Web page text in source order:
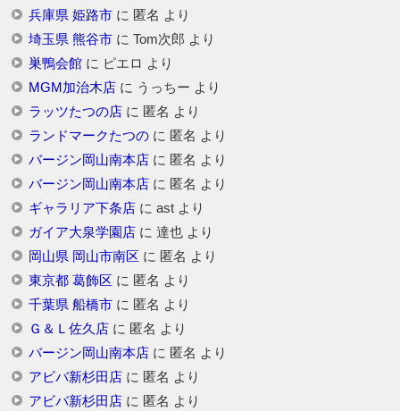
兵庫県 姫路市に 匿名 より
埼玉県 熊谷市に Tom次郎 より
巣鴨会館に ピエロ より
MGM加治木店に うっちー より
ラッツたつの店に 匿名 より
ランドマークたつのに 匿名 より
バージン岡山南本店に 匿名 より
バージン岡山南本店に 匿名 より
ギャラリア下条店に astより
ガイア大泉学園店に 達也より
岡山県 岡山市南区 に 匿名 より
東京都 葛飾区 に 匿名 より
千葉県 船橋市に 匿名 より
Ｇ＆Ｌ佐久店に 匿名 より
バージン岡山南本店に 匿名 より
アビバ新杉田店に 匿名 より
アビバ新杉田店に 匿名 より